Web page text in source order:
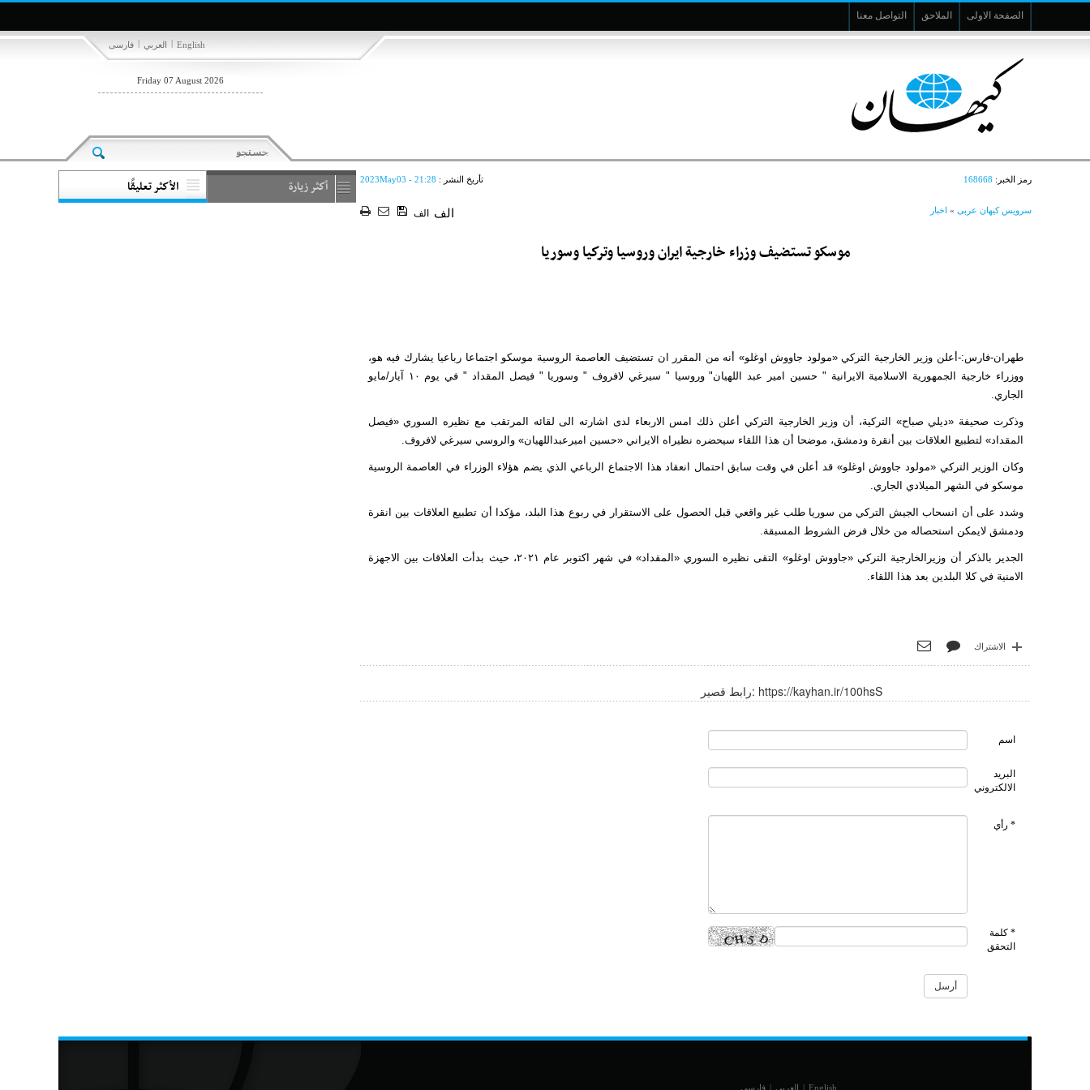
الصفحة الاولى الملاحق التواصل معنا
فارسی | العربي | English
Friday 07 August 2026
رمز الخبر: 168668 تأريخ النشر : 2023May03 - 21:28
سرویس کیهان عربی » اخبار الف الف
موسكو تستضيف وزراء خارجية ايران وروسيا وتركيا وسوريا
طهران-فارس:-أعلن وزير الخارجية التركي «مولود جاووش‌ اوغلو» أنه من المقرر ان تستضيف العاصمة الروسية موسكو اجتماعا رباعيا يشارك فيه هو،
ووزراء خارجية الجمهورية الاسلامية الايرانية " حسين امير عبد اللهيان" وروسيا " سيرغي لافروف " وسوريا " فيصل المقداد " في يوم ۱۰ آيار/مایو
الجاري.
وذكرت صحيفة «دیلي صباح» الترکیة، أن وزير الخارجية التركي أعلن ذلك امس الاربعاء لدى اشارته الى لقائه المرتقب مع نظيره السوري «فیصل
المقداد» لتطبيع العلاقات بين أنقرة ودمشق، موضحا أن هذا اللقاء سيحضره نظيراه الايراني «حسین امیرعبداللهیان» والروسي سيرغي لافروف.
وكان الوزير التركي «مولود جاووش‌ اوغلو» قد أعلن في وقت سابق احتمال انعقاد هذا الاجتماع الرباعي الذي يضم هؤلاء الوزراء في العاصمة الروسية
موسكو في الشهر الميلادي الجاري.
وشدد على أن انسحاب الجيش التركي من سوريا طلب غير واقعي قبل الحصول على الاستقرار في ربوع هذا البلد، مؤكدا أن تطبيع العلاقات بين انقرة
ودمشق لايمكن استحصاله من خلال فرض الشروط المسبقة.
الجدير بالذكر أن وزيرالخارجية التركي «جاووش اوغلو» التقى نظيره السوري «المقداد» في شهر اكتوبر عام ۲۰۲۱، حيث بدأت العلاقات بين الاجهزة
الامنية في كلا البلدين بعد هذا اللقاء.
الاشتراك
رابط قصير: https://kayhan.ir/100hsS
اسم
البريد
الالكتروني
* رأي
* كلمة
التحقق
أكثر زيارة الأكثر تعليقًا
English
| العربي | فارسی